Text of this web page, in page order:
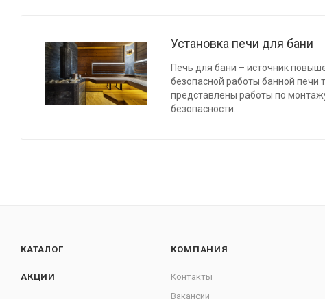
Установка печи для бани
Печь для бани – источник
безопасной работы банной печи
представлены работы по
безопасности.
КАТАЛОГ
АКЦИИ
КОМПАНИЯ
Контакты
Вакансии